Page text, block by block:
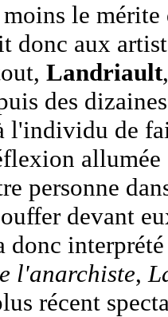
le
donc aux
Landriault
des
l'individu de
personne
devant
donc
l'anarchiste,
récent